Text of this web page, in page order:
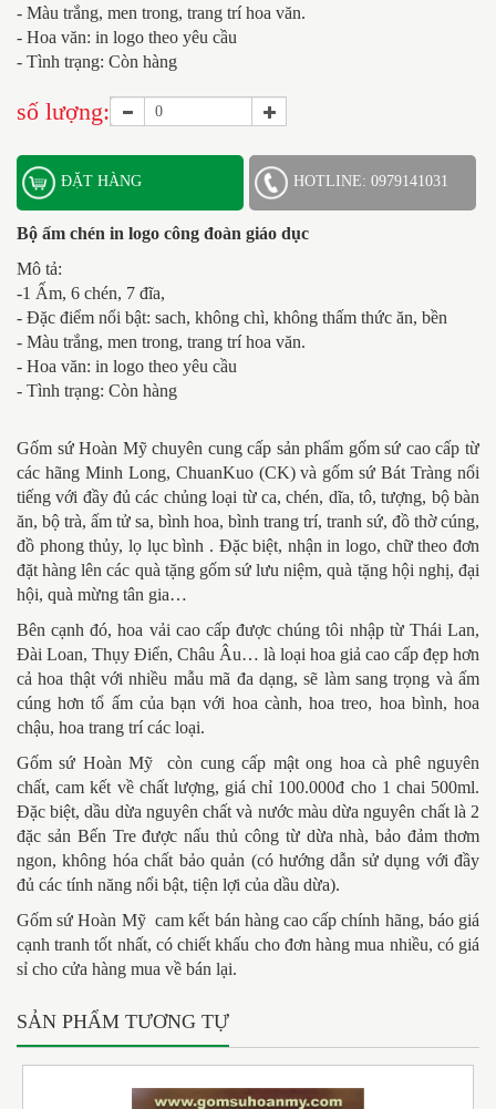
- Màu trắng, men trong, trang trí hoa văn.
- Hoa văn: in logo theo yêu cầu
- Tình trạng: Còn hàng
số lượng:
ĐẶT HÀNG HOTLINE: 0979141031
Bộ ấm chén in logo công đoàn giáo dục
Mô tả:
-1 Ấm, 6 chén, 7 đĩa,
- Đặc điểm nổi bật: sach, không chì, không thấm thức ăn, bền
- Màu trắng, men trong, trang trí hoa văn.
- Hoa văn: in logo theo yêu cầu
- Tình trạng: Còn hàng
Gốm sứ Hoàn Mỹ chuyên cung cấp sản phẩm gốm sứ cao cấp từ
các hãng Minh Long, ChuanKuo (CK) và gốm sứ Bát Tràng nổi
tiếng với đầy đủ các chủng loại từ ca, chén, dĩa, tô, tượng, bộ bàn
ăn, bộ trà, ấm tử sa, bình hoa, bình trang trí, tranh sứ, đồ thờ cúng,
đồ phong thủy, lọ lục bình . Đặc biệt, nhận in logo, chữ theo đơn
đặt hàng lên các quà tặng gốm sứ lưu niệm, quà tặng hội nghị, đại
hội, quà mừng tân gia…
Bên cạnh đó, hoa vải cao cấp được chúng tôi nhập từ Thái Lan,
Đài Loan, Thụy Điển, Châu Âu… là loại hoa giả cao cấp đẹp hơn
cả hoa thật với nhiều mẫu mã đa dạng, sẽ làm sang trọng và ấm
cúng hơn tổ ấm của bạn với hoa cành, hoa treo, hoa bình, hoa
chậu, hoa trang trí các loại.
Gốm sứ Hoàn Mỹ
còn cung cấp mật ong hoa cà phê nguyên
chất, cam kết về chất lượng, giá chỉ 100.000đ cho 1 chai 500ml.
Đặc biệt, dầu dừa nguyên chất và nước màu dừa nguyên chất là 2
đặc sản Bến Tre được nấu thủ công từ dừa nhà, bảo đảm thơm
ngon, không hóa chất bảo quản (có hướng dẫn sử dụng với đầy
đủ các tính năng nổi bật, tiện lợi của dầu dừa).
Gốm sứ Hoàn Mỹ cam kết bán hàng cao cấp chính hãng, báo giá
cạnh tranh tốt nhất, có chiết khấu cho đơn hàng mua nhiều, có giá
sỉ cho cửa hàng mua về bán lại.
SẢN PHẨM TƯƠNG TỰ